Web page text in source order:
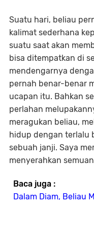
Suatu hari, beliau
kalimat sederhana
suatu saat akan
bisa ditempatkan di
mendengarnya
pernah benar-benar
ucapan itu. Bahkan
perlahan
meragukan beliau,
hidup dengan terlalu
sebuah janji. Saya
menyerahkan
Baca juga :
Dalam Diam, Beliau